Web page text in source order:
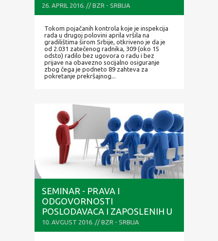
26. APRIL 2016. // BZR - SRBIJA
Tokom pojačanih kontrola koje je inspekcija
rada u drugoj polovini aprila vršila na
gradilištima širom Srbije, otkriveno je da je
od 2.031 zatečenog radnika, 309 (oko 15
odsto) radilo bez ugovora o radu i bez
prijave na obavezno socijalno osiguranje
zbog čega je podneto 89 zahteva za
pokretanje prekršajnog...
SEMINAR - PRAVA I
ODGOVORNOSTI
POSLODAVACA I ZAPOSLENIH U
OBLASTI BEZBEDNOSTI I
ZDRAVLJA NA RADU
10. AVGUST 2016. // BZR - SRBIJA